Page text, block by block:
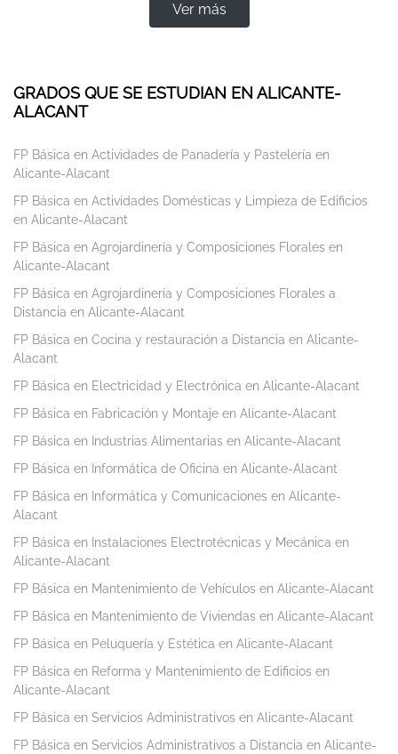
Ver más
GRADOS QUE SE ESTUDIAN EN ALICANTE-
ALACANT
FP Básica en Actividades de Panadería y Pastelería en
Alicante-Alacant
FP Básica en Actividades Domésticas y Limpieza de Edificios
en Alicante-Alacant
FP Básica en Agrojardinería y Composiciones Florales en
Alicante-Alacant
FP Básica en Agrojardinería y Composiciones Florales a
Distancia en Alicante-Alacant
FP Básica en Cocina y restauración a Distancia en Alicante-
Alacant
FP Básica en Electricidad y Electrónica en Alicante-Alacant
FP Básica en Fabricación y Montaje en Alicante-Alacant
FP Básica en Industrias Alimentarias en Alicante-Alacant
FP Básica en Informática de Oficina en Alicante-Alacant
FP Básica en Informática y Comunicaciones en Alicante-
Alacant
FP Básica en Instalaciones Electrotécnicas y Mecánica en
Alicante-Alacant
FP Básica en Mantenimiento de Vehículos en Alicante-Alacant
FP Básica en Mantenimiento de Viviendas en Alicante-Alacant
FP Básica en Peluquería y Estética en Alicante-Alacant
FP Básica en Reforma y Mantenimiento de Edificios en
Alicante-Alacant
FP Básica en Servicios Administrativos en Alicante-Alacant
FP Básica en Servicios Administrativos a Distancia en Alicante-